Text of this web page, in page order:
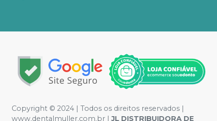
Copyright © 2024 | Todos os direitos reservados |
www.dentalmuller.com.br |JL DISTRIBUIDORA DE